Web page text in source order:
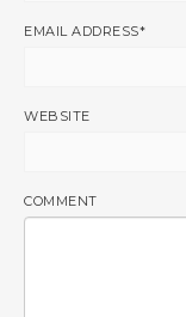
EMAIL ADDRESS*
WEBSITE
COMMENT